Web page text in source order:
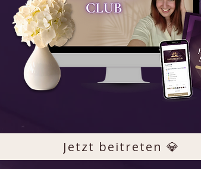
Jetzt beitreten 💎